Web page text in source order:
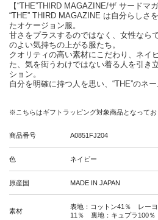
【“THE”THIRD MAGAZINE/ザ サードマガ
“THE” THIRD MAGAZINE は自分らしさ
たオケージョン服。
甘さをプラスするのではなく、女性なら
のよい気持ちの上がる服たち。
クオリティの高い素材にこだわり、ネイ
た、気を衒うわけではない着る人を引き
ション。
自分を明確に持つ人を思い、“THE”のネー
※こちらはギフトラッピング対象商品となってお
商品番号 A0851FJ204
色 ネイビー
原産国 MADE IN JAPAN
素材
表地：コットン41％ レー
11％ 裏地：キュプラ100％